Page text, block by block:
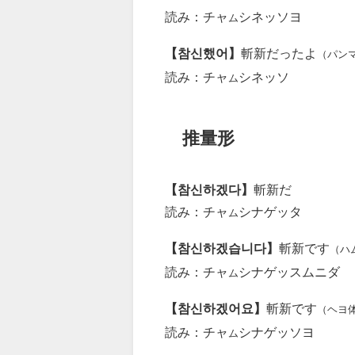
読み：チャ ム シネッソヨ
【참신했어】 斬新だったよ （パン
読み：チャ ム シネッソ
推量形
【참신하겠다】 斬新だ
読み：チャ ム シナゲッタ
【참신하겠습니다】 斬新です （ハ
読み：チャ ム シナゲッスムニダ
【참신하겠어요】 斬新です （ヘヨ
読み：チャ ム シナゲッソヨ